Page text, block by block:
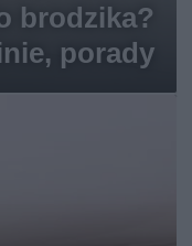
brodzika?
porady